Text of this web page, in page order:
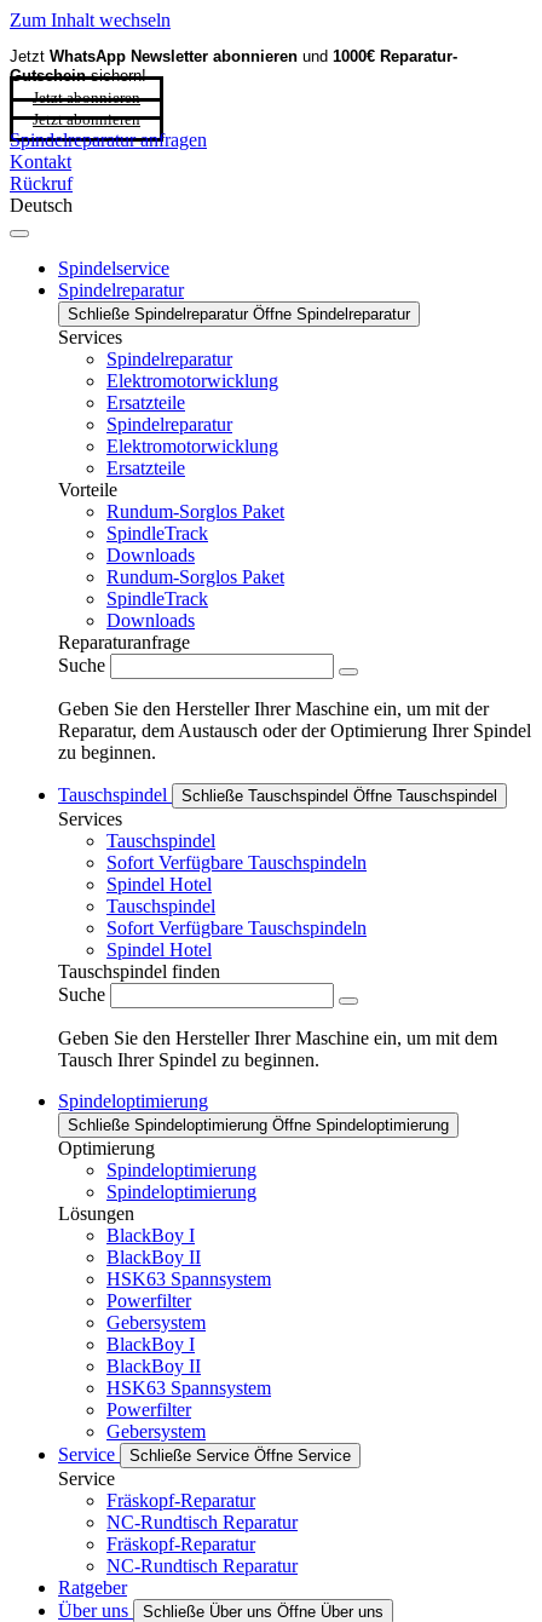
Zum Inhalt wechseln
Jetzt WhatsApp Newsletter abonnieren und 1000€ Reparatur-
Gutscheinsichern!
Jetzt abonnieren
Jetzt abonnieren
Spindelreparatur anfragen
Kontakt
Rückruf
Deutsch
Spindelservice
Spindelreparatur
Schließe Spindelreparatur Öffne Spindelreparatur
Services
Spindelreparatur
Elektromotorwicklung
Ersatzteile
Spindelreparatur
Elektromotorwicklung
Ersatzteile
Vorteile
Rundum-Sorglos Paket
SpindleTrack
Downloads
Rundum-Sorglos Paket
SpindleTrack
Downloads
Reparaturanfrage
Suche
Geben Sie den Hersteller Ihrer Maschine ein, um mit der
Reparatur, dem Austausch oder der Optimierung Ihrer Spindel
zu beginnen.
Tauschspindel Schließe Tauschspindel Öffne Tauschspindel
Services
Tauschspindel
Sofort Verfügbare Tauschspindeln
Spindel Hotel
Tauschspindel
Sofort Verfügbare Tauschspindeln
Spindel Hotel
Tauschspindel finden
Suche
Geben Sie den Hersteller Ihrer Maschine ein, um mit dem
Tausch Ihrer Spindel zu beginnen.
Spindeloptimierung
Schließe Spindeloptimierung Öffne Spindeloptimierung
Optimierung
Spindeloptimierung
Spindeloptimierung
Lösungen
BlackBoy I
BlackBoy II
HSK63 Spannsystem
Powerfilter
Gebersystem
BlackBoy I
BlackBoy II
HSK63 Spannsystem
Powerfilter
Gebersystem
Service
Schließe Service Öffne Service
Service
Fräskopf-Reparatur
NC-Rundtisch Reparatur
Fräskopf-Reparatur
NC-Rundtisch Reparatur
Ratgeber
Über uns
Schließe Über uns Öffne Über uns